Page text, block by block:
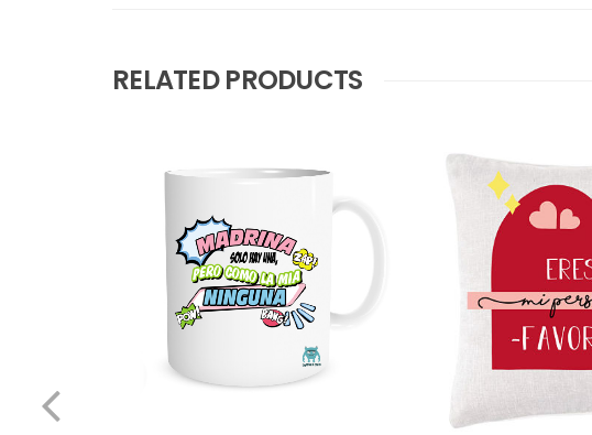
RELATED PRODUCTS